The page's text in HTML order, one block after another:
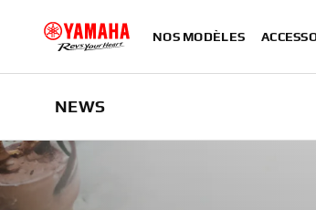
NOS MODÈLES
NEWS